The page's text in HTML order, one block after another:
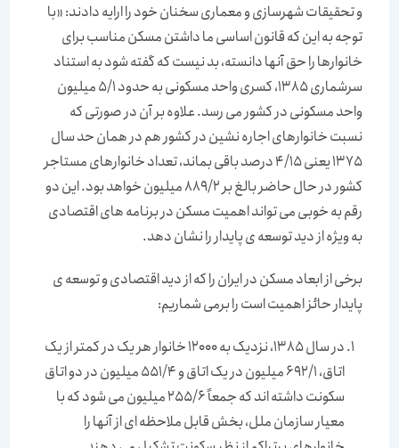
و تحقیقات شهرسازی و معماری سخنان خود را ارایه دادند: «با
توجه به این که قانون اساسی ما داشتن مسکن مناسب برای
خانوارها را حق آنها دانسته، بد نیست که گفته شود به استناد
سرشماری 1385، کسری واحد مسکونی به حدود 5/1 میلیون
واحد مسکونی در کشور می رسد. علاوه بر آن در صورتی که
نسبت خانوارهای اجاره نشین در کشور هم در همان حد سال
1375 یعنی 4/15 درصد باقی بماند، تعداد خانوارهای مستاجر
کشور در حال حاضر بالغ بر 889/2 میلیون خواهد بود. این دو
رقم به خوبی می تواند اهمیت مسکن در برنامه های اقتصادی
به ویژه از دید توسعه ی پایدار را نشان دهد.
برخی از ابعاد مسکن در ایران را که از دید اقتصادی و توسعه ی
پایدار حائز اهمیت است را برمی شماریم:
در سال 1385، نزدیک به 12000 خانوار هر یک در کمتر از یک
اتاق، 692/1 میلیون در یک اتاق و 551/4 میلیون در دو اتاق
سکونت داشته اند که جمعاً 255/6 میلیون می شود که با
معیار سازمان ملل، بخش قابل ملاحظه ای از آنها را